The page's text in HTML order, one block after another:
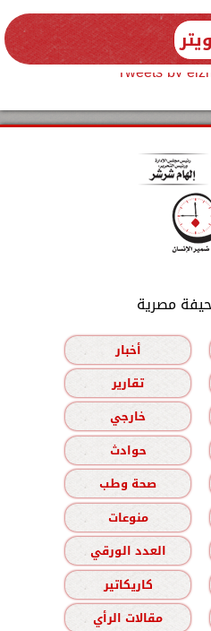
Tweets by
مصرية
أخبار
تقارير
خارجي
حوادث
صحة وطب
منوعات
العدد الورقي
كاريكاتير
مقالات الرأي